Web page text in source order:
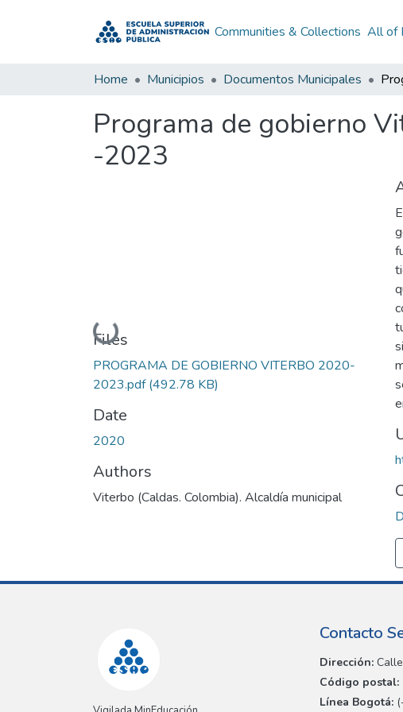
Communities & Collections All of
Home Municipios Documentos Municipales
Programa de gobierno
-2023
Loading...
Files
PROGRAMA DE GOBIERNO VITERBO 2020-
2023.pdf(492.78 KB)
Date
2020
Authors
Viterbo (Caldas. Colombia). Alcaldía municipal
Contacto
Dirección:
Código postal:
Línea Bogotá: